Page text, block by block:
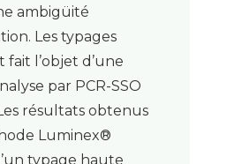
ambigüité
Les typages
fait l’objet d’une
par PCR-SSO
résultats obtenus
Luminex®
typage haute